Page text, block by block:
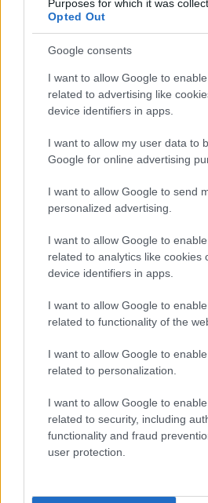
Purposes for which it was
Opted Out
Google consents
I want to allow Google to
related to advertising like
device identifiers in apps.
I want to allow my user data to
Google for online advertising
I want to allow Google to send
personalized advertising.
I want to allow Google to
related to analytics like cookies
device identifiers in apps.
I want to allow Google to
related to functionality of the
I want to allow Google to
related to personalization.
I want to allow Google to
related to security, including
functionality and fraud
user protection.
Codacons denuncia: i problemi
tra carburanti, spiagge e incendi
NEWS E ATTUALITÀ
Lamezia International Film Fest:
incontrano in Calabria
Camilla Pellegrini · 16 Lug 2026